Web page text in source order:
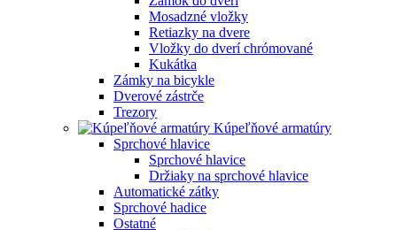
Mosadzné vložky
Retiazky na dvere
Vložky do dverí chrómované
Kukátka
Zámky na bicykle
Dverové zástrče
Trezory
Kúpeľňové armatúry
Sprchové hlavice
Sprchové hlavice
Držiaky na sprchové hlavice
Automatické zátky
Sprchové hadice
Ostatné